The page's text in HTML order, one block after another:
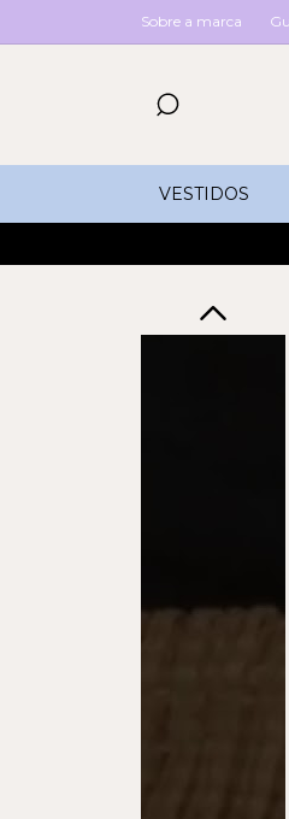
Sobre a marca
VESTIDOS